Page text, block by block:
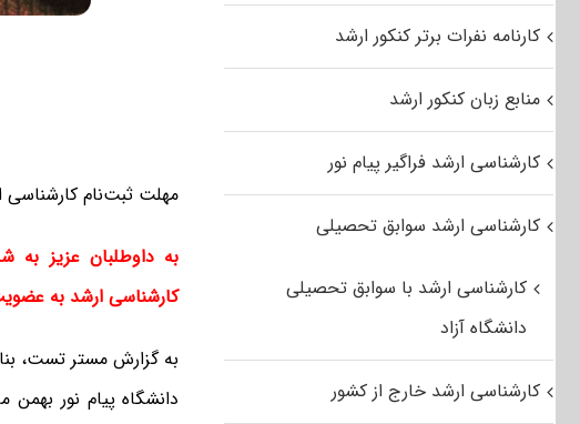
مهلت ثبت‌نام کارشناسی ارشد فراگیر پیام نور
به داوطلبان عزیز به
کارشناسی ارشد به
به گزارش مستر تست،
کارنامه نفرات برتر کنکور ارشد
منابع زبان کنکور ارشد
کارشناسی ارشد فراگیر پیام نور
کارشناسی ارشد سوابق تحصیلی
کارشناسی ارشد با سوابق تحصیلی
دانشگاه آزاد
کارشناسی ارشد خارج از کشور